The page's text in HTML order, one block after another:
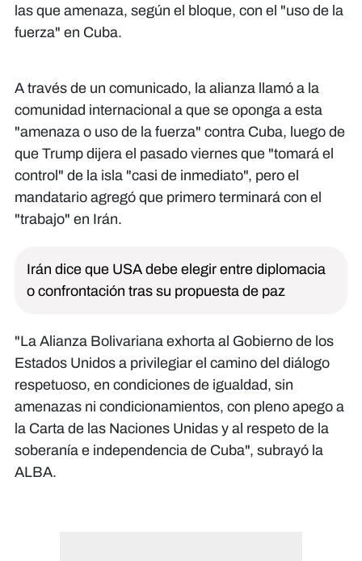
las que amenaza, según el bloque, con el "uso de la
fuerza" en Cuba.
A través de un comunicado, la alianza llamó a la
comunidad internacional a que se oponga a esta
"amenaza o uso de la fuerza" contra Cuba, luego de
que Trump dijera el pasado viernes que "tomará el
control" de la isla "casi de inmediato", pero el
mandatario agregó que primero terminará con el
"trabajo" en Irán.
Irán dice que USA debe elegir entre diplomacia
o confrontación tras su propuesta de paz
"La Alianza Bolivariana exhorta al Gobierno de los
Estados Unidos a privilegiar el camino del diálogo
respetuoso, en condiciones de igualdad, sin
amenazas ni condicionamientos, con pleno apego a
la Carta de las Naciones Unidas y al respeto de la
soberanía e independencia de Cuba", subrayó la
ALBA.